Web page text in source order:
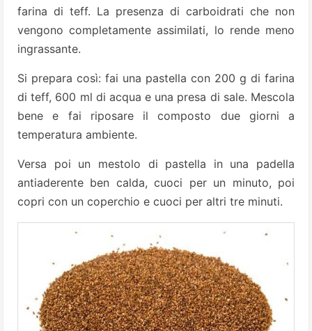
farina di teff. La presenza di carboidrati che non
vengono completamente assimilati, lo rende meno
ingrassante.
Si prepara così: fai una pastella con 200 g di farina
di teff, 600 ml di acqua e una presa di sale. Mescola
bene e fai riposare il composto due giorni a
temperatura ambiente.
Versa poi un mestolo di pastella in una padella
antiaderente ben calda, cuoci per un minuto, poi
copri con un coperchio e cuoci per altri tre minuti.